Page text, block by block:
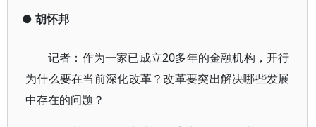
● 胡怀邦
记者：作为一家已成立20多年的金融机构，开行
为什么要在当前深化改革？改革要突出解决哪些发展
中存在的问题？